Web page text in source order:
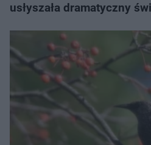
usłyszała dramatyczny